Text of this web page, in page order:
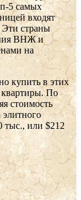
5 самых
входят
страны
ВНЖ и
на
купить в этих
квартиры. По
стоимость
тыс., или $212